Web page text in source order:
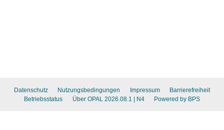
Datenschutz Nutzungsbedingungen Impressum
Barrierefreiheit
Betriebsstatus
Über OPAL 2026.08.1 | N4 Powered by BPS